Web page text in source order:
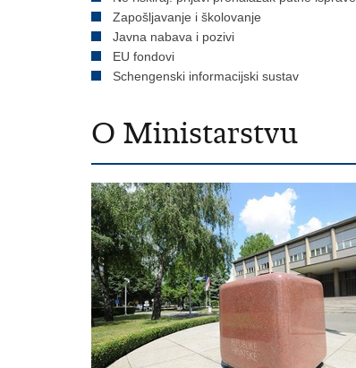
Zapošljavanje i školovanje
Javna nabava i pozivi
EU fondovi
Schengenski informacijski sustav
O Ministarstvu